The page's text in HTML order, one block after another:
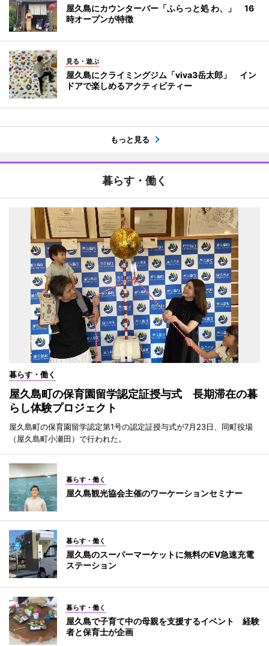
屋久島にカウンターバー「ふらっと処 わ、」 16
時オープンが特徴
見る・遊ぶ
屋久島にクライミングジム「viva3岳太郎」 イン
ドアで楽しめるアクティビティー
もっと見る
暮らす・働く
暮らす・働く
屋久島町の保育園留学認定証授与式 長期滞在の暮
らし体験プロジェクト
屋久島町の保育園留学認定第1号の認定証授与式が7月23日、同町役場
（屋久島町小瀬田）で行われた。
暮らす・働く
屋久島観光協会主催のワーケーションセミナー
暮らす・働く
屋久島のスーパーマーケットに無料のEV急速充電
ステーション
暮らす・働く
屋久島で子育て中の母親を支援するイベント 経験
者と保育士が企画